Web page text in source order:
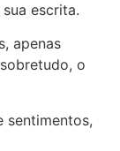
escrita.
apenas
o
sentimentos,